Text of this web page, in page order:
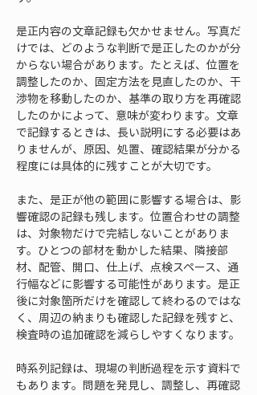
是正内容の文章記録も欠かせません。写真だ
けでは、どのような判断で是正したのかが分
からない場合があります。たとえば、位置を
調整したのか、固定方法を見直したのか、干
渉物を移動したのか、基準の取り方を再確認
したのかによって、意味が変わります。文章
で記録するときは、長い説明にする必要はあ
りませんが、原因、処置、確認結果が分かる
程度には具体的に残すことが大切です。
また、是正が他の範囲に影響する場合は、影
響確認の記録も残します。位置合わせの調整
は、対象物だけで完結しないことがありま
す。ひとつの部材を動かした結果、隣接部
材、配管、開口、仕上げ、点検スペース、通
行幅などに影響する可能性があります。是正
後に対象箇所だけを確認して終わるのではな
く、周辺の納まりも確認した記録を残すと、
検査時の追加確認を減らしやすくなります。
時系列記録は、現場の判断過程を示す資料で
もあります。問題を発見し、調整し、再確認